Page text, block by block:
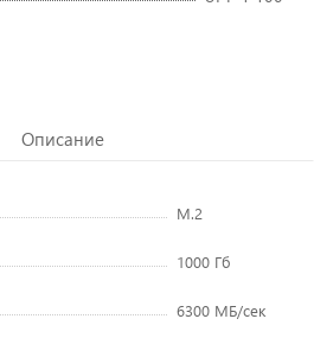
Описание
M.2
1000 Гб
6300 МБ/сек